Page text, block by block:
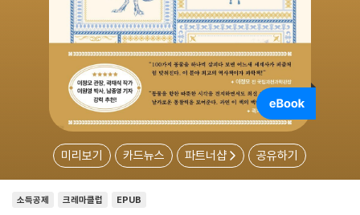
미리보기 카드뉴스 파트너샵 공유하기
소득공제 크레마클럽 EPUB